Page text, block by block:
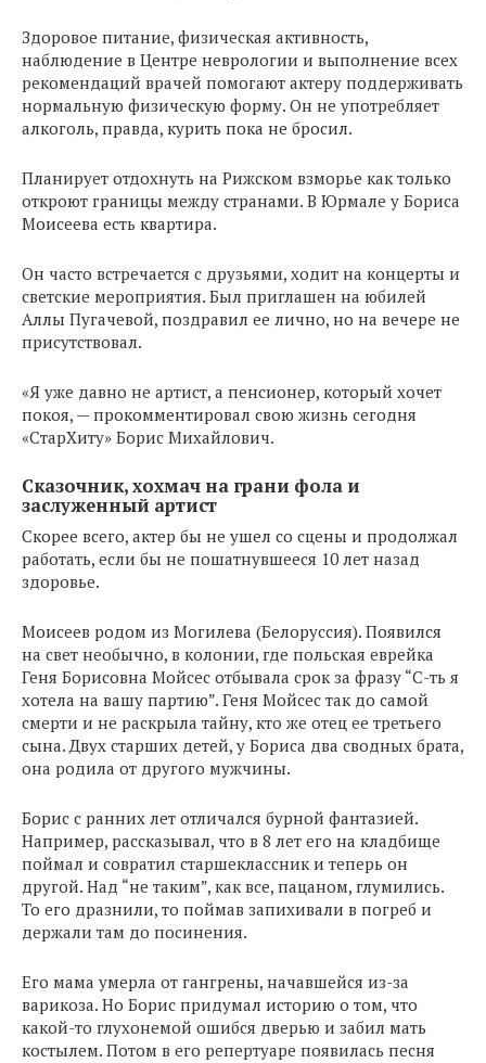
Здоровое питание, физическая активность,
наблюдение в Центре неврологии и выполнение всех
рекомендаций врачей помогают актеру поддерживать
нормальную физическую форму. Он не употребляет
алкоголь, правда, курить пока не бросил.
Планирует отдохнуть на Рижском взморье как только
откроют границы между странами. В Юрмале у Бориса
Моисеева есть квартира.
Он часто встречается с друзьями, ходит на концерты и
светские мероприятия. Был приглашен на юбилей
Аллы Пугачевой, поздравил ее лично, но на вечере не
присутствовал.
«Я уже давно не артист, а пенсионер, который хочет
покоя, — прокомментировал свою жизнь сегодня
«СтарХиту» Борис Михайлович.
Сказочник, хохмач на грани фола и
заслуженный артист
Скорее всего, актер бы не ушел со сцены и продолжал
работать, если бы не пошатнувшееся 10 лет назад
здоровье.
Моисеев родом из Могилева (Белоруссия). Появился
на свет необычно, в колонии, где польская еврейка
Геня Борисовна Мойсес отбывала срок за фразу “С-ть я
хотела на вашу партию”. Геня Мойсес так до самой
смерти и не раскрыла тайну, кто же отец ее третьего
сына. Двух старших детей, у Бориса два сводных брата,
она родила от другого мужчины.
Борис с ранних лет отличался бурной фантазией.
Например, рассказывал, что в 8 лет его на кладбище
поймал и совратил старшеклассник и теперь он
другой. Над “не таким”, как все, пацаном, глумились.
То его дразнили, то поймав запихивали в погреб и
держали там до посинения.
Его мама умерла от гангрены, начавшейся из-за
варикоза. Но Борис придумал историю о том, что
какой-то глухонемой ошибся дверью и забил мать
костылем. Потом в его репертуаре появилась песня